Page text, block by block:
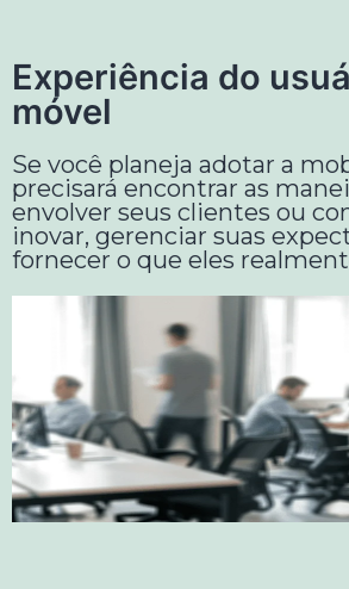
Experiência do
móvel
Se você planeja adotar a
precisará encontrar as
envolver seus clientes ou
inovar, gerenciar suas
fornecer o que eles